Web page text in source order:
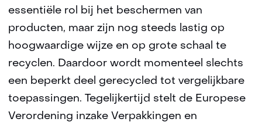
essentiële rol bij het beschermen van
producten, maar zijn nog steeds lastig op
hoogwaardige wijze en op grote schaal te
recyclen. Daardoor wordt momenteel slechts
een beperkt deel gerecycled tot vergelijkbare
toepassingen. Tegelijkertijd stelt de Europese
Verordening inzake Verpakkingen en